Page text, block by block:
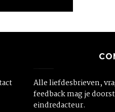
Alle liefdesbrieven,
feedback mag je
eindredacteur.